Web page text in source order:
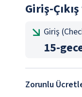
Giriş-
Giriş
15-
Zorunlu